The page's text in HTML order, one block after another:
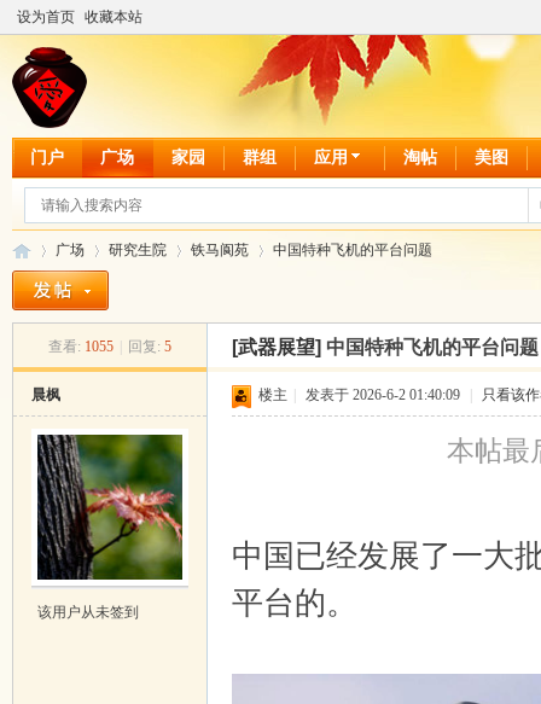
设为首页 收藏本站
门户 广场 家园 群组 应用 淘帖 美图
广场
›
研究生院
›
铁马阆苑
›
中国特种飞机的平台问题
查看: 1055 回复: 5 [武器展望] 中国特种飞机的平台问题
晨枫
该用户从未签到
楼主 发表于 2026-6-2 01:40:09 只看该
本帖最
中国已经发展了一大
平台的。